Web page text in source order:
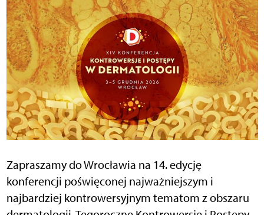
Zapraszamy do Wrocławia na 14. edycję
konferencji poświęconej najważniejszym i
najbardziej kontrowersyjnym tematom z obszaru